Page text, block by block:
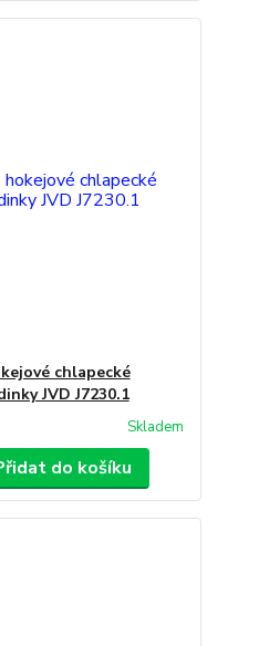
chlapecké
JVD J7230.1
Skladem
do košíku